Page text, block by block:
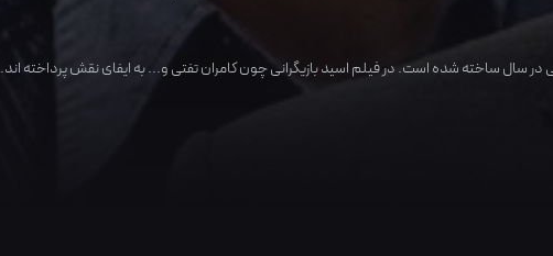
در سال ساخته شده است. در فیلم اسید بازیگرانی چونکامران تفتیو... به ایفای نقش پرداخته اند.